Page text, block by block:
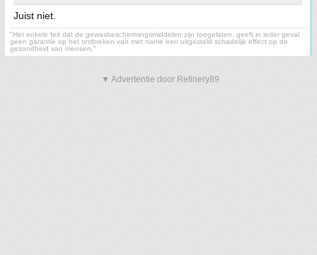
Juist niet.
"Het enkele feit dat de gewasbeschermingsmiddelen zijn toegelaten, geeft in ieder geval
geen garantie op het ontbreken van met name een uitgesteld schadelijk effect op de
gezondheid van mensen."
▼ Advertentie door Refinery89